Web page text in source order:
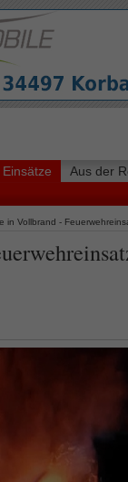
Einsätze Aus der
in Vollbrand -